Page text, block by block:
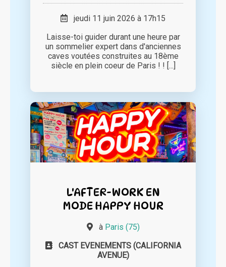
jeudi 11 juin 2026 à 17h15
Laisse-toi guider durant une heure par
un sommelier expert dans d'anciennes
caves voutées construites au 18ème
siècle en plein coeur de Paris ! ! [...]
L'AFTER-WORK EN
MODE HAPPY HOUR
à Paris (75)
CAST EVENEMENTS (CALIFORNIA
AVENUE)